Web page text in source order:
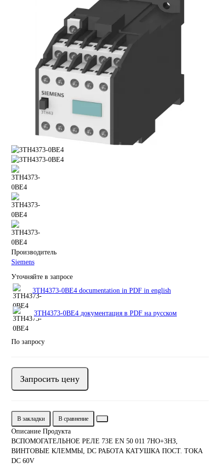
Производитель
Siemens
Уточняйте в запросе
3TH4373-0BE4 documentation in PDF in english
3TH4373-0BE4 документация в PDF на русском
По запросу
Запросить цену
В закладки В сравнение
Описание Продукта
ВСПОМОГАТЕЛЬНОЕ РЕЛЕ 73E EN 50 011 7НО+3НЗ,
ВИНТОВЫЕ КЛЕММЫ, DC РАБОТА КАТУШКА ПОСТ. ТОКА
DC 60V